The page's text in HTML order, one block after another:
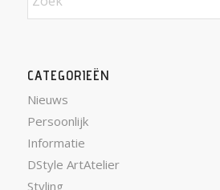
CATEGORIEËN
Nieuws
Persoonlijk
Informatie
DStyle ArtAtelier
Styling